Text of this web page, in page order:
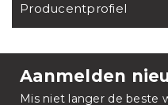
Producentprofiel
Aanmelden
Mis niet langer de beste